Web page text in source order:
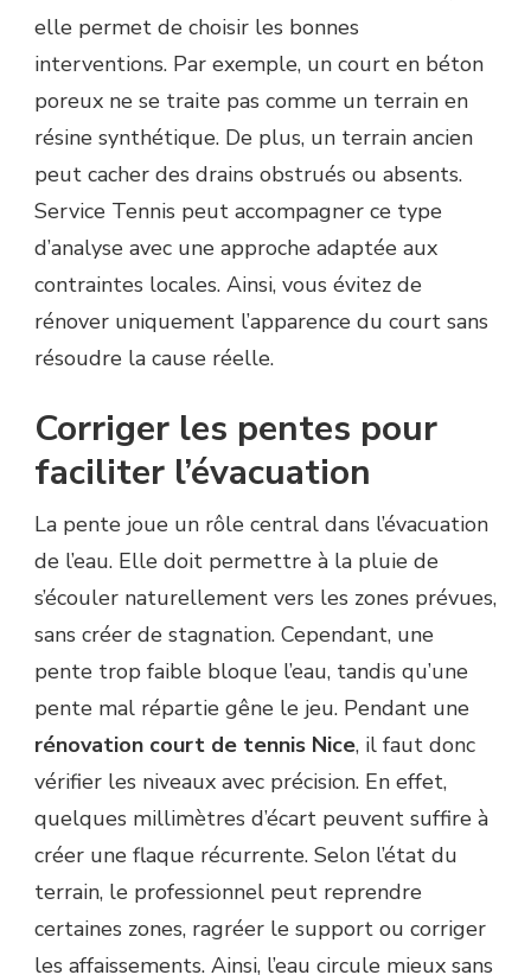
elle permet de choisir les bonnes
interventions. Par exemple, un court en béton
poreux ne se traite pas comme un terrain en
résine synthétique. De plus, un terrain ancien
peut cacher des drains obstrués ou absents.
Service Tennis peut accompagner ce type
d’analyse avec une approche adaptée aux
contraintes locales. Ainsi, vous évitez de
rénover uniquement l’apparence du court sans
résoudre la cause réelle.
Corriger les pentes pour
faciliter l’évacuation
La pente joue un rôle central dans l’évacuation
de l’eau. Elle doit permettre à la pluie de
s’écouler naturellement vers les zones prévues,
sans créer de stagnation. Cependant, une
pente trop faible bloque l’eau, tandis qu’une
pente mal répartie gêne le jeu. Pendant une
rénovation court de tennis Nice, il faut donc
vérifier les niveaux avec précision. En effet,
quelques millimètres d’écart peuvent suffire à
créer une flaque récurrente. Selon l’état du
terrain, le professionnel peut reprendre
certaines zones, ragréer le support ou corriger
les affaissements. Ainsi, l’eau circule mieux sans